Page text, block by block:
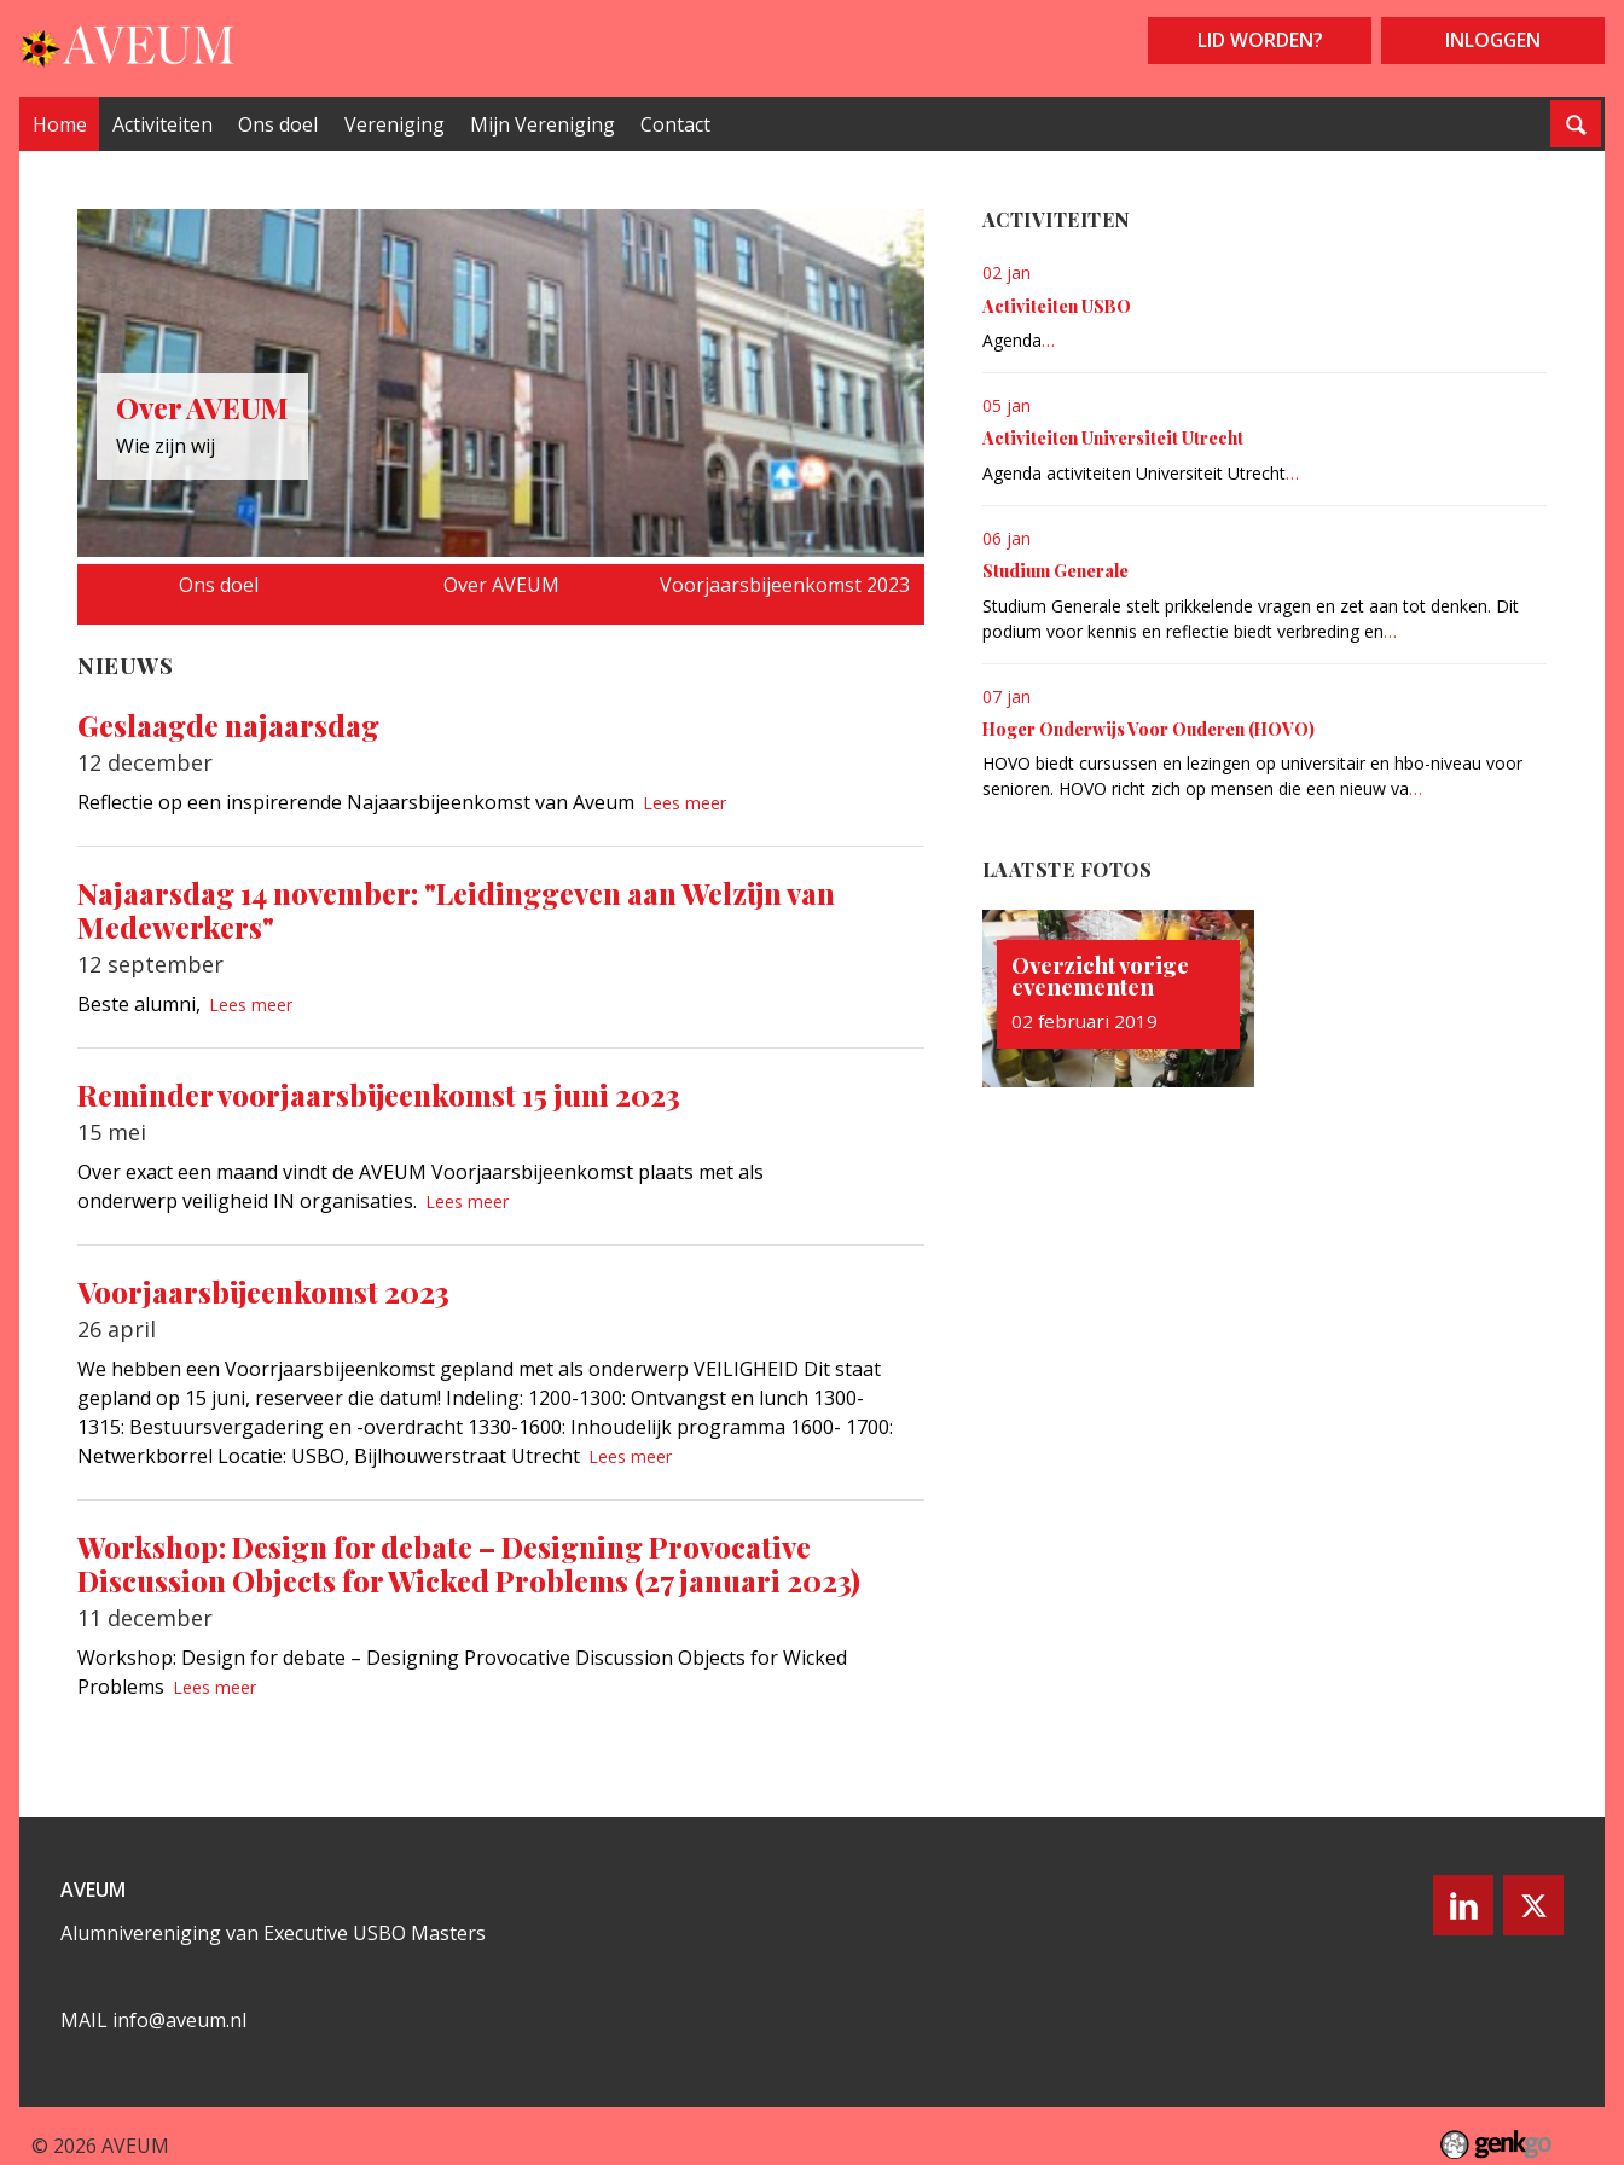
LID WORDEN? INLOGGEN
Home Activiteiten Ons doel Vereniging Mijn Vereniging Contact
Ons doel
Samen staan we sterk
Over AVEUM
Wie zijn wij
Voorjaarsbijeenkomst 2023
Ons doel Over AVEUM Voorjaarsbijeenkomst 2023
NIEUWS
Geslaagde najaarsdag
12 december
Reflectie op een inspirerende Najaarsbijeenkomst van Aveum Lees meer
Najaarsdag 14 november: "Leidinggeven aan Welzijn van
Medewerkers"
12 september
Beste alumni, Lees meer
Reminder voorjaarsbijeenkomst 15 juni 2023
15 mei
Over exact een maand vindt de AVEUM Voorjaarsbijeenkomst plaats met als
onderwerp veiligheid IN organisaties. Lees meer
Voorjaarsbijeenkomst 2023
26 april
We hebben een Voorrjaarsbijeenkomst gepland met als onderwerp VEILIGHEID Dit staat
gepland op 15 juni, reserveer die datum! Indeling: 1200-1300: Ontvangst en lunch 1300-
1315: Bestuursvergadering en -overdracht 1330-1600: Inhoudelijk programma 1600- 1700:
Netwerkborrel Locatie: USBO, Bijlhouwerstraat Utrecht Lees meer
Workshop: Design for debate – Designing Provocative
Discussion Objects for Wicked Problems (27 januari 2023)
11 december
Workshop: Design for debate – Designing Provocative Discussion Objects for Wicked
Problems Lees meer
ACTIVITEITEN
02 jan
Activiteiten USBO
Agenda…
05 jan
Activiteiten Universiteit Utrecht
Agenda activiteiten Universiteit Utrecht…
06 jan
Studium Generale
Studium Generale stelt prikkelende vragen en zet aan tot denken. Dit
podium voor kennis en reflectie biedt verbreding en…
07 jan
Hoger Onderwijs Voor Ouderen (HOVO)
HOVO biedt cursussen en lezingen op universitair en hbo-niveau voor
senioren. HOVO richt zich op mensen die een nieuw va…
LAATSTE FOTOS
Overzicht vorige
evenementen
02 februari 2019
AVEUM
Alumnivereniging van Executive USBO Masters
MAIL info@aveum.nl
LinkedIn
© 2026 AVEUM